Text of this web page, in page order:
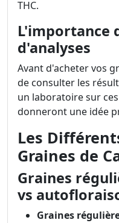
THC.
L'importance
d'analyses
Avant d'acheter vos
de consulter les
un laboratoire sur
donneront une idée
Les
Graines de
Graines
vs
Graines